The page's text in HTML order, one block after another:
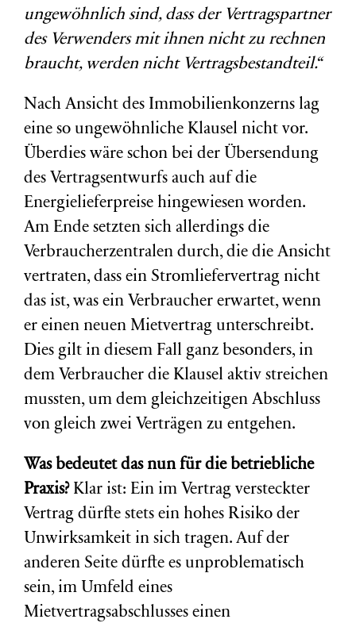
ungewöhnlich sind, dass der Vertragspartner
des Verwenders mit ihnen nicht zu rechnen
braucht, werden nicht Vertragsbestandteil.“
Nach Ansicht des Immobilienkonzerns lag
eine so ungewöhnliche Klausel nicht vor.
Überdies wäre schon bei der Übersendung
des Vertragsentwurfs auch auf die
Energielieferpreise hingewiesen worden.
Am Ende setzten sich allerdings die
Verbraucherzentralen durch, die die Ansicht
vertraten, dass ein Stromliefervertrag nicht
das ist, was ein Verbraucher erwartet, wenn
er einen neuen Mietvertrag unterschreibt.
Dies gilt in diesem Fall ganz besonders, in
dem Verbraucher die Klausel aktiv streichen
mussten, um dem gleichzeitigen Abschluss
von gleich zwei Verträgen zu entgehen.
Was bedeutet das nun für die betriebliche
Praxis?Klar ist: Ein im Vertrag versteckter
Vertrag dürfte stets ein hohes Risiko der
Unwirksamkeit in sich tragen. Auf der
anderen Seite dürfte es unproblematisch
sein, im Umfeld eines
Mietvertragsabschlusses einen